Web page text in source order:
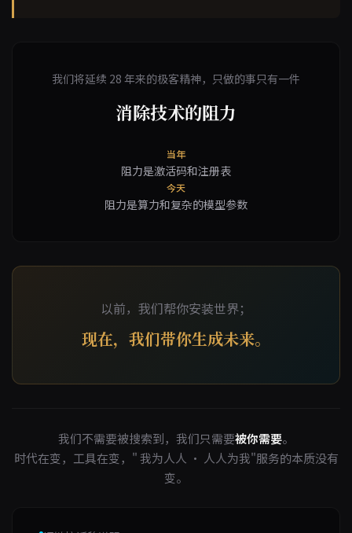
我们将延续 28 年来的极客精神，只做的事只有一件
消除技术的阻力
当年
阻力是激活码和注册表
今天
阻力是算力和复杂的模型参数
以前，我们帮你安装世界；
现在，我们带你生成未来。
我们不需要被搜索到，我们只需要被你需要。
时代在变，工具在变，" 我为人人 · 人人为我"服务的本质没有
变。